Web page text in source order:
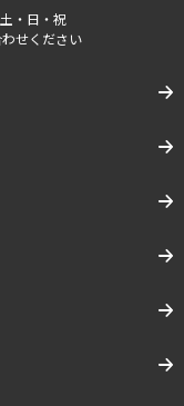
土・日・祝
せください